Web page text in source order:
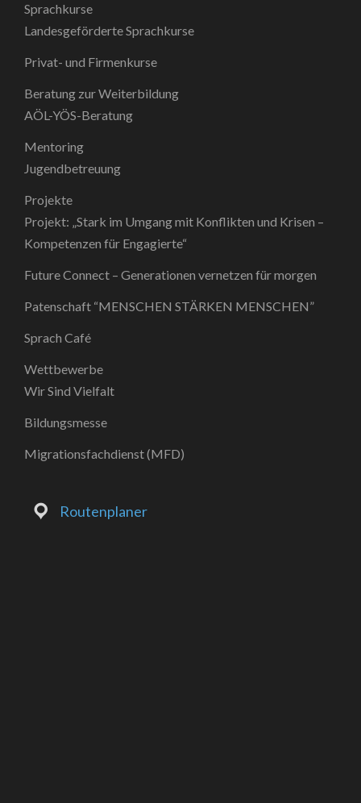
Sprachkurse
Landesgeförderte Sprachkurse
Privat- und Firmenkurse
Beratung zur Weiterbildung
AÖL-YÖS-Beratung
Mentoring
Jugendbetreuung
Projekte
Projekt: „Stark im Umgang mit Konflikten und Krisen –
Kompetenzen für Engagierte“
Future Connect – Generationen vernetzen für morgen
Patenschaft “MENSCHEN STÄRKEN MENSCHEN”
Sprach Café
Wettbewerbe
Wir Sind Vielfalt
Bildungsmesse
Migrationsfachdienst (MFD)
Routenplaner